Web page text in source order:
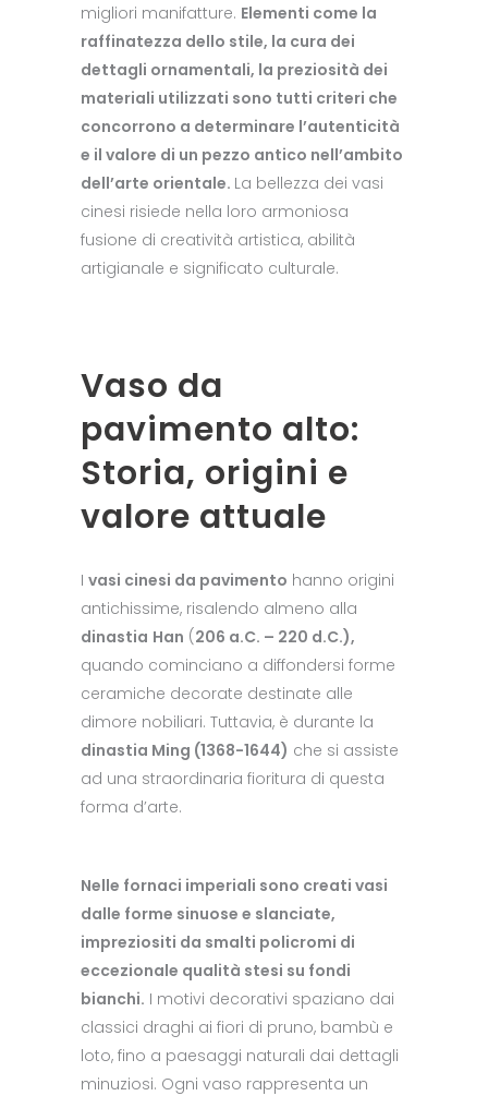
migliori manifatture. Elementi come la
raffinatezza dello stile, la cura dei
dettagli ornamentali, la preziosità dei
materiali utilizzati sono tutti criteri che
concorrono a determinare l’autenticità
e il valore di un pezzo antico nell’ambito
dell’arte orientale. La bellezza dei vasi
cinesi risiede nella loro armoniosa
fusione di creatività artistica, abilità
artigianale e significato culturale.
Vaso da
pavimento alto:
Storia, origini e
valore attuale
I vasi cinesi da pavimento hanno origini
antichissime, risalendo almeno alla
dinastia Han (206 a.C. – 220 d.C.),
quando cominciano a diffondersi forme
ceramiche decorate destinate alle
dimore nobiliari. Tuttavia, è durante la
dinastia Ming (1368-1644) che si assiste
ad una straordinaria fioritura di questa
forma d’arte.
Nelle fornaci imperiali sono creati vasi
dalle forme sinuose e slanciate,
impreziositi da smalti policromi di
eccezionale qualità stesi su fondi
bianchi. I motivi decorativi spaziano dai
classici draghi ai fiori di pruno, bambù e
loto, fino a paesaggi naturali dai dettagli
minuziosi. Ogni vaso rappresenta un